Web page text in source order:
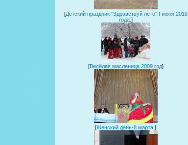
[Детский праздник "Здравствуй лето".! июня 2010
года. ]
[Весёлая масленица 2009 год]
[Женский день-8 марта. ]